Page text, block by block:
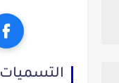
التسميات